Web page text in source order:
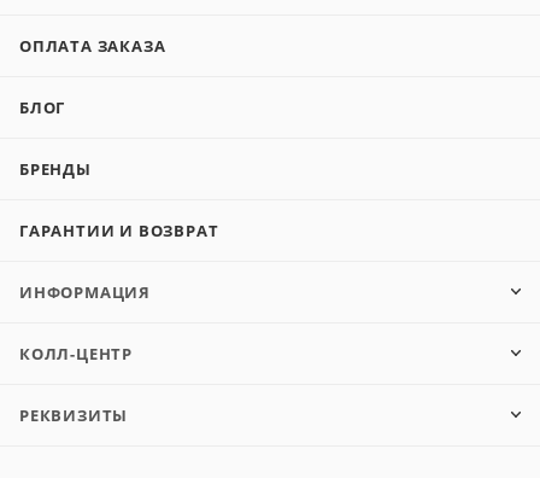
ОПЛАТА ЗАКАЗА
БЛОГ
БРЕНДЫ
ГАРАНТИИ И ВОЗВРАТ
ИНФОРМАЦИЯ
КОЛЛ-ЦЕНТР
РЕКВИЗИТЫ